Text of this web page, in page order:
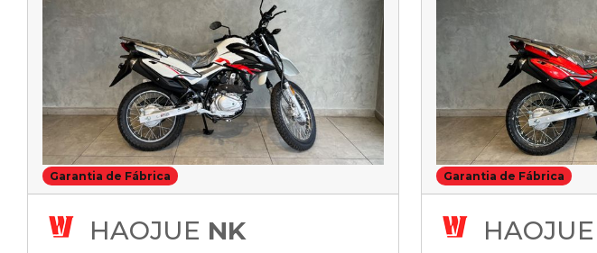
Garantia de Fábrica
HAOJUE NK
Garantia de Fábrica
HAOJUE